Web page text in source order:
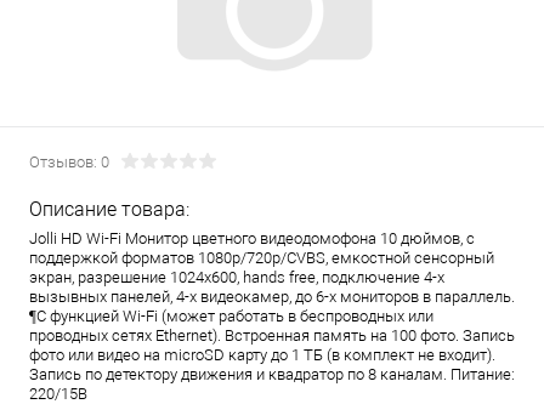
Отзывов: 0
Описание товара:
Jolli HD Wi-Fi Монитор цветного видеодомофона 10 дюймов, с
поддержкой форматов 1080р/720p/CVBS, емкостной сенсорный
экран, разрешение 1024x600, hands free, подключение 4-х
вызывных панелей, 4-х видеокамер, до 6-х мониторов в параллель.
¶С функцией Wi-Fi (может работать в беспроводных или
проводных сетях Ethernet). Встроенная память на 100 фото. Запись
фото или видео на microSD карту до 1 ТБ (в комплект не входит).
Запись по детектору движения и квадратор по 8 каналам. Питание:
220/15В